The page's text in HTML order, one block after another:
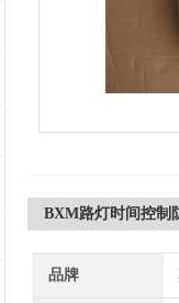
BXM路灯时间控制
品牌